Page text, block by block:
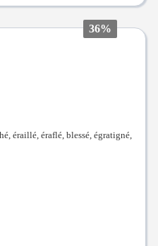
36%
éraillé, éraflé, blessé, égratigné,